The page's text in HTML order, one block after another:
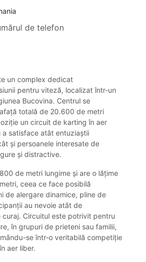
de telefon
un complex dedicat
pentru viteză, localizat într-un
Bucovina. Centrul se
totală de 20.600 de metri
un circuit de karting în aer
satisface atât entuziaștii
și persoanele interesate de
și distractive.
de metri lungime și are o lățime
ceea ce face posibilă
de alergare dinamice, pline de
au nevoie atât de
Circuitul este potrivit pentru
în grupuri de prieteni sau familii,
se într-o veritabilă competiție
aer liber.